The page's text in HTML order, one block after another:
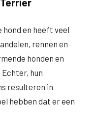
hond en heeft veel
rennen en
honden en
Echter, hun
resulteren in
hebben dat er een